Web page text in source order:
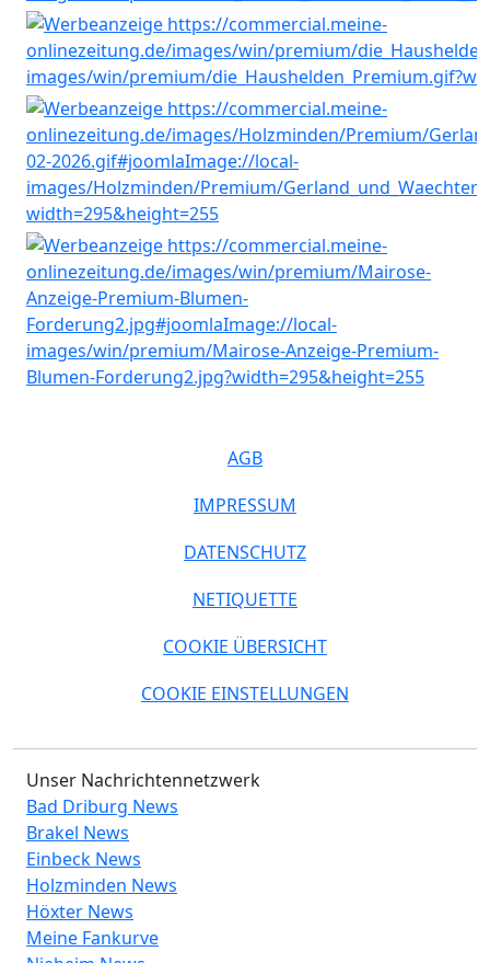
AGB
IMPRESSUM
DATENSCHUTZ
NETIQUETTE
COOKIE ÜBERSICHT
COOKIE EINSTELLUNGEN
Unser Nachrichtennetzwerk
Bad Driburg News
Brakel News
Einbeck News
Holzminden News
Höxter News
Meine Fankurve